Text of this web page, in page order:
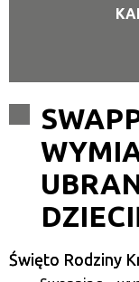
Święto Rodziny